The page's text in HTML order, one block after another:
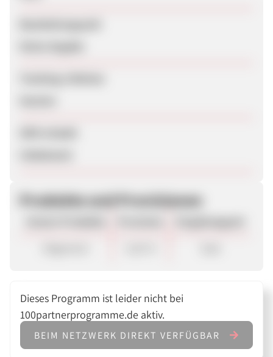
Produkte und Provisionen
Dieses Programm ist leider nicht bei
100partnerprogramme.de aktiv.
BEIM NETZWERK DIREKT VERFÜGBAR